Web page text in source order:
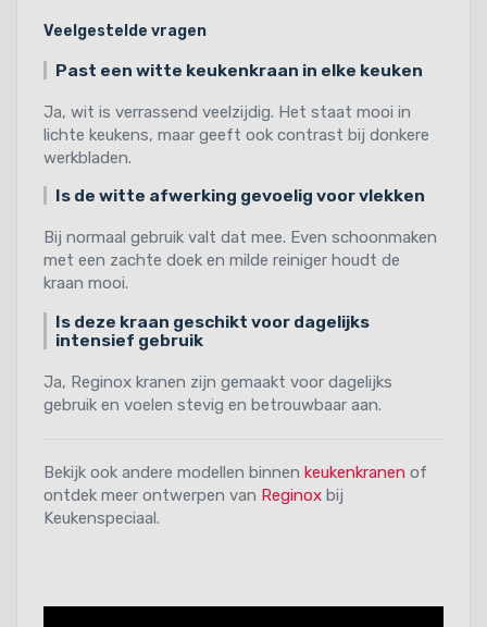
Veelgestelde vragen
Past een witte keukenkraan in elke keuken
Ja, wit is verrassend veelzijdig. Het staat mooi in
lichte keukens, maar geeft ook contrast bij donkere
werkbladen.
Is de witte afwerking gevoelig voor vlekken
Bij normaal gebruik valt dat mee. Even schoonmaken
met een zachte doek en milde reiniger houdt de
kraan mooi.
Is deze kraan geschikt voor dagelijks
intensief gebruik
Ja, Reginox kranen zijn gemaakt voor dagelijks
gebruik en voelen stevig en betrouwbaar aan.
Bekijk ook andere modellen binnen keukenkranen of
ontdek meer ontwerpen van Reginox bij
Keukenspeciaal.